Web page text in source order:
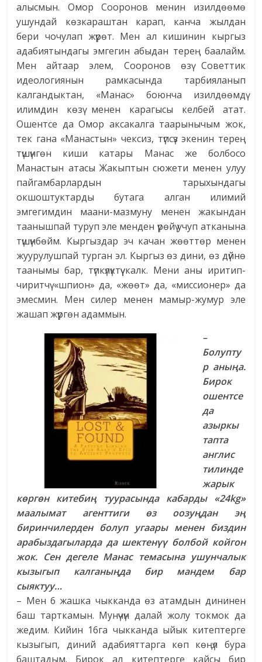
алысмын. Омор Сооронов менин изилдөөмө
ушундай көзкараштан карап, канча жылдан
бери чочулап жүрөт. Мен ал кишинин кыргыз
адабиятындагы эмгегин абыдан терең баалайм.
Мен айтаар элем, Сооронов өзү Советтик
идеологиянын рамкасында тарбияланып
калгандыктан, «Манас» боюнча изилдөөмдү
илимдин көзү менен карагысы келбей атат.
Ошентсе да Омор аксакалга таарынычым жок,
тек гана «Манастын» чексиз, түпсүз экенин терең
түшүнгөн киши катары Манас же болбосо
Манастын атасы Жакыптын сюжети менен улуу
пайгамбарлардын тарыхындагы
окшоштуктарды бутага алган илимий
эмгегимдин маани-мазмуну менен жакындан
таанышпай туруп эле менден үрөйү учуп атканына
түшүнбөйм. Кыргыздар эч качан жөөттөр менен
жуурулушпай турган эл. Кыргыз өз дини, өз дүйнө
таанымы бар, түпкүлүктүү калк. Мени аны иритип-
чиритчү «шпион» да, «жөөт» да, «миссионер» да
эмесмин. Мен силер менен мамыр-жумур эле
жашап жүргөн адаммын.
–
Болупту
р аныңа.
Бирок
ошентсе
да
азыркы
тапта
англис
тилинде
жарык
көргөн китебиң туурасында кабарды «24kg»
маалымат агенттиги өз оозуңдан эң
биринчилерден болуп угаары менен биздин
арабыздагыларда да шектенүү болбой койгон
жок. Сен дегеле Манас темасына ушунчалык
кызыгып калганыңда бир мандем бар
сыяктуу…
– Мен 6 жашка чыкканда өз атамдын дининен
баш тарткамын. Мунүчүн далай жолу токмок да
жедим. Кийин 16га чыкканда ыйык китептерге
кызыгып, диний адабияттарга көп көңүл бура
баштадым. Бирок ал китептерге кайсы бир